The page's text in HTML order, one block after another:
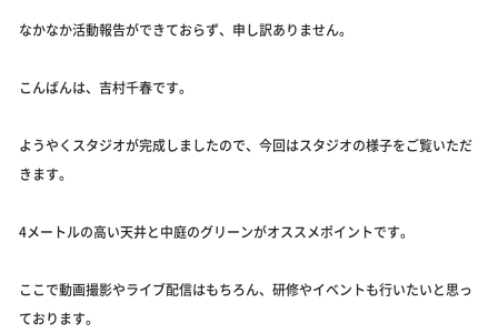
なかなか活動報告ができておらず、申し訳ありません。
こんばんは、吉村千春です。
ようやくスタジオが完成しましたので、今回はスタジオの様子をご覧いただ
きます。
4メートルの高い天井と中庭のグリーンがオススメポイントです。
ここで動画撮影やライブ配信はもちろん、研修やイベントも行いたいと思っ
ております。